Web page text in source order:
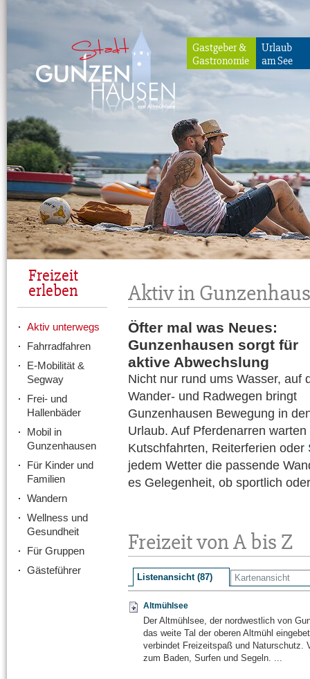
Gunzenhausen
Gastgeber &
Gastronomie
Urlaub
am See
Aktiv in
Öfter mal was Neues:
Gunzenhausen sorgt für
aktive Abwechslung
Nicht nur rund ums Wasser, auf
Wander- und Radwegen bringt
Gunzenhausen Bewegung in
Urlaub. Auf Pferdenarren warten
Kutschfahrten, Reiterferien oder
jedem Wetter die passende
es Gelegenheit, ob sportlich
Freizeit von A bis Z
Listenansicht (87) Kartenansicht
Altmühlsee
Der Altmühlsee, der nordwestlich von
das weite Tal der oberen Altmühl
verbindet Freizeitspaß und Naturschutz.
zum Baden, Surfen und Segeln. ...
Freizeit
erleben
Aktiv unterwegs
Fahrradfahren
E-Mobilität &
Segway
Frei- und
Hallenbäder
Mobil in
Gunzenhausen
Für Kinder und
Familien
Wandern
Wellness und
Gesundheit
Für Gruppen
Gästeführer